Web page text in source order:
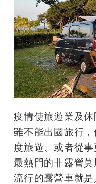
疫情使旅遊業及
雖不能出國旅行
度旅遊、或者從
最熱門的非露營
流行的露營車就